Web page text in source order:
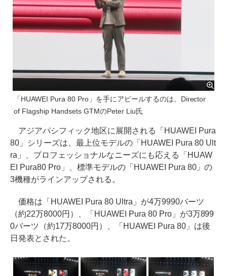
「HUAWEI Pura 80 Pro」を手にアピールするのは、Director
of Flagship Handsets GTMのPeter Liu氏
アジアパシフィック地区に展開される「HUAWEI Pura
80」シリーズは、最上位モデルの「HUAWEI Pura 80 Ult
ra」、プロフェッショナルなニーズにも応える「HUAW
EI Pura80 Pro」、標準モデルの「HUAWEI Pura 80」の
3機種がラインアップされる。
価格は「HUAWEI Pura 80 Ultra」が4万9990バーツ
（約22万8000円）、「HUAWEI Pura 80 Pro」が3万899
0バーツ（約17万8000円）、「HUAWEI Pura 80」は後
日発表とされた。